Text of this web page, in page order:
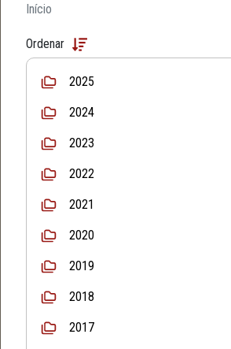
Início
Ordenar
2025
2024
2023
2022
2021
2020
2019
2018
2017